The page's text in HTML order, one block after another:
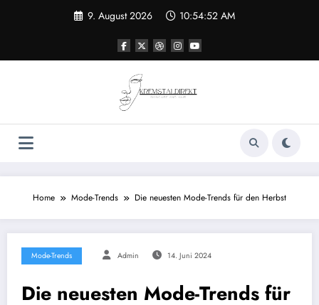
9. August 2026 10:54:52 AM
Home Mode-Trends Die neuesten Mode-Trends für den Herbst
Mode-Trends Admin 14. Juni 2024
Die neuesten Mode-Trends für